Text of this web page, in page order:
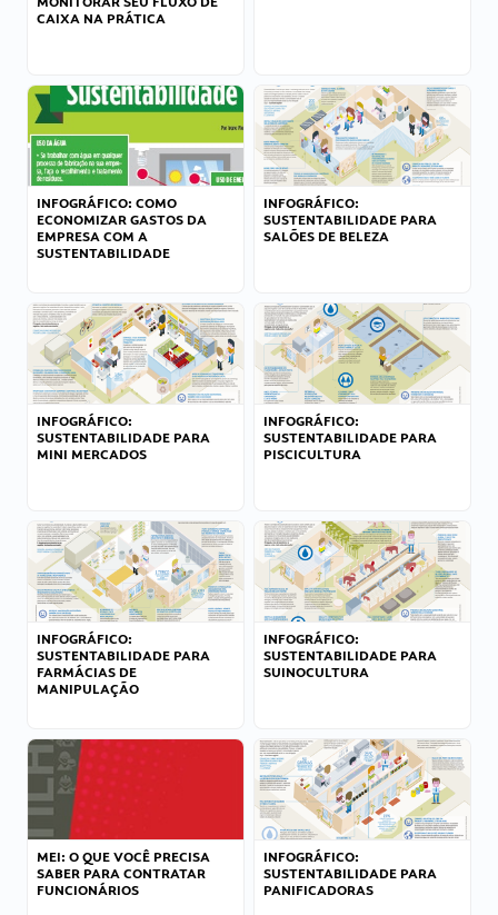
CAIXA NA PRÁTICA
INFOGRÁFICO: COMO
ECONOMIZAR GASTOS DA
EMPRESA COM A
SUSTENTABILIDADE
INFOGRÁFICO:
SUSTENTABILIDADE PARA
SALÕES DE BELEZA
INFOGRÁFICO:
SUSTENTABILIDADE PARA
MINI MERCADOS
INFOGRÁFICO:
SUSTENTABILIDADE PARA
PISCICULTURA
INFOGRÁFICO:
SUSTENTABILIDADE PARA
FARMÁCIAS DE
MANIPULAÇÃO
INFOGRÁFICO:
SUSTENTABILIDADE PARA
SUINOCULTURA
MEI: O QUE VOCÊ PRECISA
SABER PARA CONTRATAR
FUNCIONÁRIOS
INFOGRÁFICO:
SUSTENTABILIDADE PARA
PANIFICADORAS